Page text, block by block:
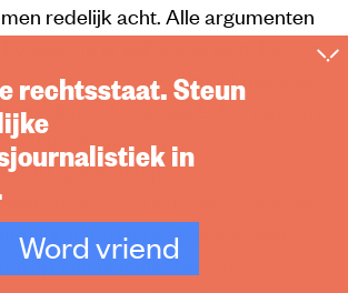
redelijk acht. Alle argumenten
kosten die je zelf aandraagt, kan de
door te zeggen dat het niet past
regeling.’ (Advocaat Lotte van den
letselschade advocaten.
140 agenten bij)
moest de restschade worden
hadden ze zo gegoocheld
op een negatief bedrag.
rechtsstaat. Steun
in
Word vriend